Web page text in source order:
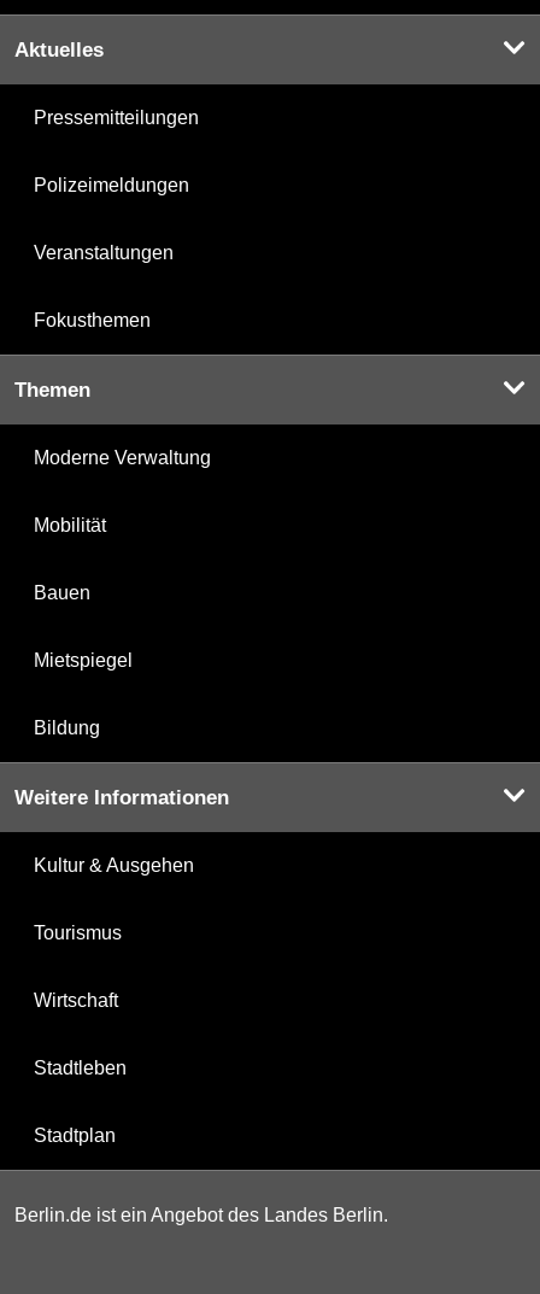
Aktuelles
Pressemitteilungen
Polizeimeldungen
Veranstaltungen
Fokusthemen
Themen
Moderne Verwaltung
Mobilität
Bauen
Mietspiegel
Bildung
Weitere Informationen
Kultur & Ausgehen
Tourismus
Wirtschaft
Stadtleben
Stadtplan
Berlin.de ist ein Angebot des Landes Berlin.